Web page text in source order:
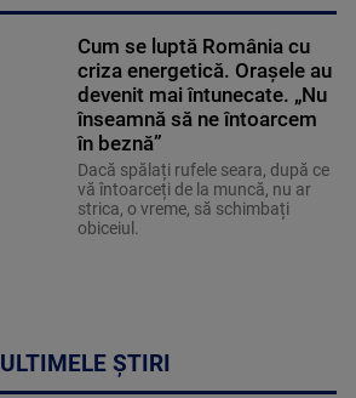
Cum se luptă România cu
criza energetică. Orașele au
devenit mai întunecate. „Nu
înseamnă să ne întoarcem
în beznă”
Dacă spălați rufele seara, după ce
vă întoarceți de la muncă, nu ar
strica, o vreme, să schimbați
obiceiul.
ULTIMELE ȘTIRI